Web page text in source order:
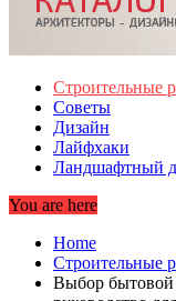
Строительные
Советы
Дизайн
Лайфхаки
Ландшафтный
You are here
Home
Строительные
Выбор бытовой